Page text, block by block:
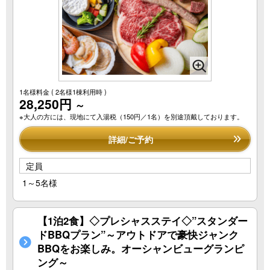
1名様料金( 2名様1棟利用時 )
28,250円 ～
※大人の方には、現地にて入湯税（150円／1名）を別途頂戴しております。
詳細/ご予約
定員
1～5名様
【1泊2食】◇プレシャスステイ◇”スタンダー
ドBBQプラン”～アウトドアで豪快ジャンク
BBQをお楽しみ。オーシャンビューグランピ
ング～